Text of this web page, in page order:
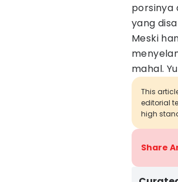
porsinya
yang
Meski
mahal.
This
editorial
high
Share